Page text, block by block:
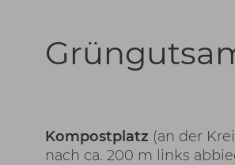
Kompostplatz (an der
nach ca. 200 m links